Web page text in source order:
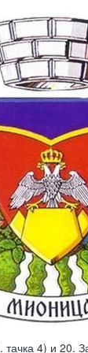
тачка 4) и 20.